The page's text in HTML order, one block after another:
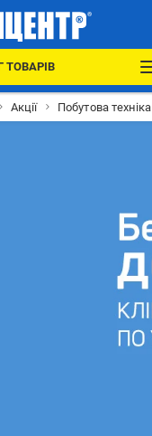
ТОВАРІВ
Акції Побутова техніка